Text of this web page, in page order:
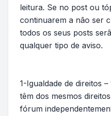
leitura. Se no post ou
continuarem a não ser
todos os seus posts
qualquer tipo de aviso.
1-Igualdade de direitos
têm dos mesmos
fórum